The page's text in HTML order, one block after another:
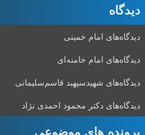
دیدگاه‌
دیدگاه‌های امام خمینی
دیدگاه‌های امام خامنه‌ای
دیدگاه‌های شهید‌سپهبد قاسم‌سلیمانی
دیدگاه‌های دکتر محمود احمدی نژاد
پرونده های موضوعی